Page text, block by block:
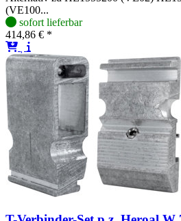
(VE100...
sofort lieferbar
414,86 € *